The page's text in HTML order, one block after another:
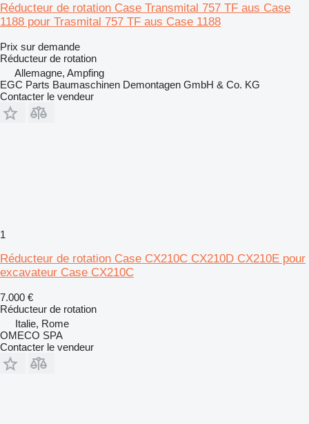
Réducteur de rotation Case Transmital 757 TF aus Case
1188 pour Trasmital 757 TF aus Case 1188
Prix sur demande
Réducteur de rotation
Allemagne, Ampfing
EGC Parts Baumaschinen Demontagen GmbH & Co. KG
Contacter le vendeur
1
Réducteur de rotation Case CX210C CX210D CX210E pour
excavateur Case CX210C
7.000 €
Réducteur de rotation
Italie, Rome
OMECO SPA
Contacter le vendeur